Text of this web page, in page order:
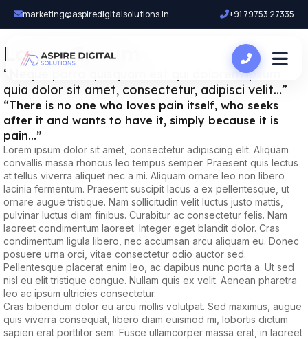
marketing@aspiredigitalsolutions.in +91 79753 27335
Lorem Ipsum
“Neque porro quisquam est qui dolorem ipsum
quia dolor sit amet, consectetur, adipisci velit…”
“There is no one who loves pain itself, who seeks
after it and wants to have it, simply because it is
pain…”
Lorem ipsum dolor sit amet, consectetur adipiscing elit. Aliquam
convallis massa rhoncus leo tempus semper. Praesent quis lectus
at tellus viverra aliquet nec a mi. Aliquam ornare leo non libero
lacinia fermentum. Praesent suscipit lacus a ex pellentesque, ut
ornare augue tristique. Nam sollicitudin velit luctus justo mattis,
pulvinar luctus diam finibus. Curabitur ac consectetur felis. Nam
laoreet condimentum laoreet. Integer eget blandit dolor. Cras
condimentum ligula libero, nec accumsan arcu aliquam eu. Donec
posuere urna orci, vitae consectetur odio auctor sed.
Pellentesque placerat enim leo, ac dapibus nunc porta a. Ut sed
nisl eu elit tristique congue. Nullam quis ex velit. Aenean pharetra
leo ac ipsum ultricies consectetur.
Cras bibendum dolor eu arcu mollis volutpat. Sed maximus, augue
quis viverra consequat, libero diam euismod mi, lobortis dictum
sapien erat porttitor sem. Fusce ullamcorper massa erat, in laoreet